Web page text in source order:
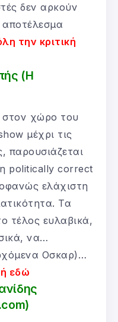
δεν αρκούν
την κριτική
(Η
χώρο του
μέχρι τις
παρουσιάζεται
politically correct
ελάχιστη
Τα
τέλος ευλαβικά,
να…
Οσκαρ)…
εδώ